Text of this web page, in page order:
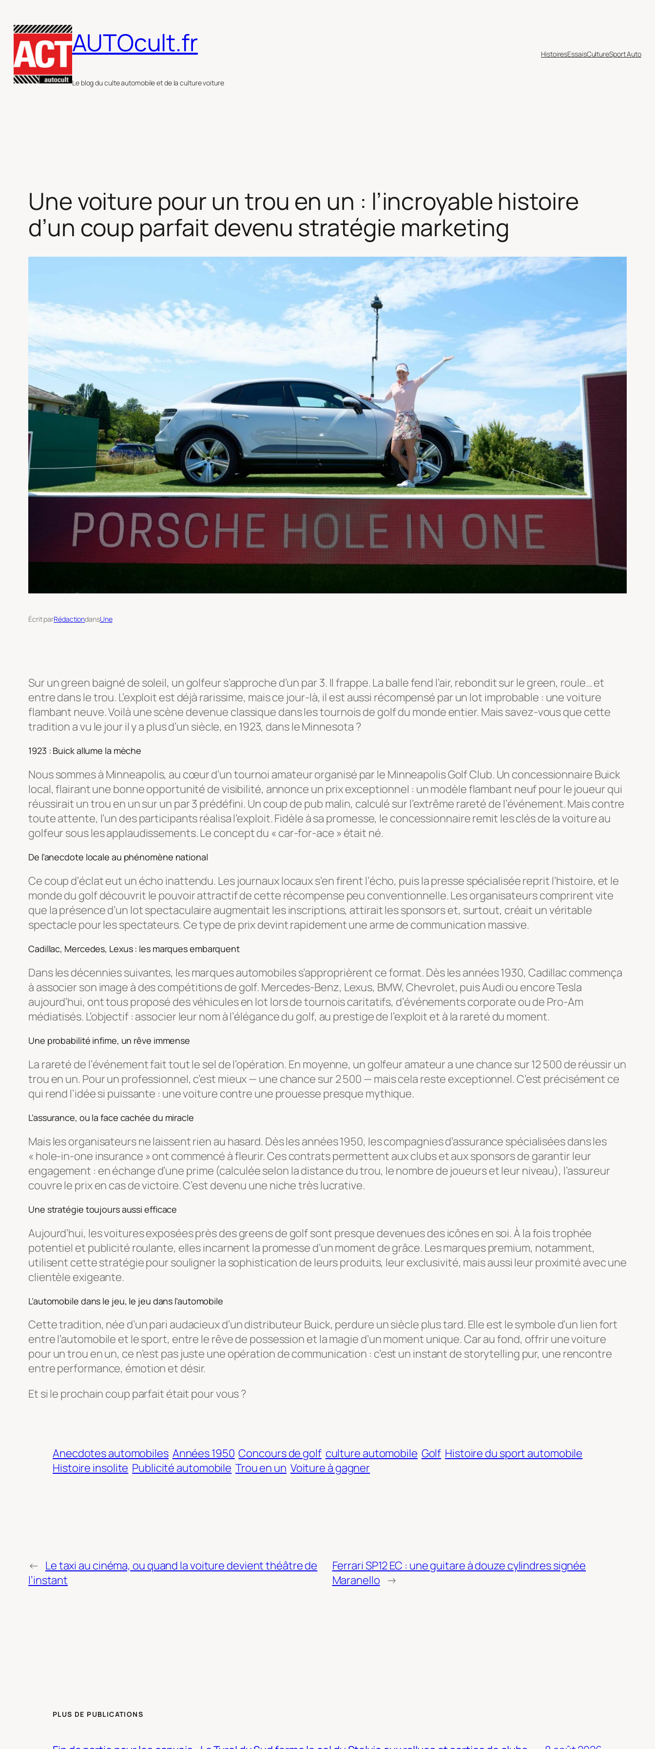
au
contenu
AUTOcult.fr
Le blog du culte automobile et de la culture voiture
HistoiresEssaisCultureSport Auto
Une voiture pour un trou en un : l’incroyable histoire
d’un coup parfait devenu stratégie marketing
Écrit parRédactiondansUne
Sur un green baigné de soleil, un golfeur s’approche d’un par 3. Il frappe. La balle fend l’air, rebondit sur le green, roule… et
entre dans le trou. L’exploit est déjà rarissime, mais ce jour-là, il est aussi récompensé par un lot improbable : une voiture
flambant neuve. Voilà une scène devenue classique dans les tournois de golf du monde entier. Mais savez-vous que cette
tradition a vu le jour il y a plus d’un siècle, en 1923, dans le Minnesota ?
1923 : Buick allume la mèche
Nous sommes à Minneapolis, au cœur d’un tournoi amateur organisé par le Minneapolis Golf Club. Un concessionnaire Buick
local, flairant une bonne opportunité de visibilité, annonce un prix exceptionnel : un modèle flambant neuf pour le joueur qui
réussirait un trou en un sur un par 3 prédéfini. Un coup de pub malin, calculé sur l’extrême rareté de l’événement. Mais contre
toute attente, l’un des participants réalisa l’exploit. Fidèle à sa promesse, le concessionnaire remit les clés de la voiture au
golfeur sous les applaudissements. Le concept du « car-for-ace » était né.
De l’anecdote locale au phénomène national
Ce coup d’éclat eut un écho inattendu. Les journaux locaux s’en firent l’écho, puis la presse spécialisée reprit l’histoire, et le
monde du golf découvrit le pouvoir attractif de cette récompense peu conventionnelle. Les organisateurs comprirent vite
que la présence d’un lot spectaculaire augmentait les inscriptions, attirait les sponsors et, surtout, créait un véritable
spectacle pour les spectateurs. Ce type de prix devint rapidement une arme de communication massive.
Cadillac, Mercedes, Lexus : les marques embarquent
Dans les décennies suivantes, les marques automobiles s’approprièrent ce format. Dès les années 1930, Cadillac commença
à associer son image à des compétitions de golf. Mercedes-Benz, Lexus, BMW, Chevrolet, puis Audi ou encore Tesla
aujourd’hui, ont tous proposé des véhicules en lot lors de tournois caritatifs, d’événements corporate ou de Pro-Am
médiatisés. L’objectif : associer leur nom à l’élégance du golf, au prestige de l’exploit et à la rareté du moment.
Une probabilité infime, un rêve immense
La rareté de l’événement fait tout le sel de l’opération. En moyenne, un golfeur amateur a une chance sur 12 500 de réussir un
trou en un. Pour un professionnel, c’est mieux — une chance sur 2 500 — mais cela reste exceptionnel. C’est précisément ce
qui rend l’idée si puissante : une voiture contre une prouesse presque mythique.
L’assurance, ou la face cachée du miracle
Mais les organisateurs ne laissent rien au hasard. Dès les années 1950, les compagnies d’assurance spécialisées dans les
« hole-in-one insurance » ont commencé à fleurir. Ces contrats permettent aux clubs et aux sponsors de garantir leur
engagement : en échange d’une prime (calculée selon la distance du trou, le nombre de joueurs et leur niveau), l’assureur
couvre le prix en cas de victoire. C’est devenu une niche très lucrative.
Une stratégie toujours aussi efficace
Aujourd’hui, les voitures exposées près des greens de golf sont presque devenues des icônes en soi. À la fois trophée
potentiel et publicité roulante, elles incarnent la promesse d’un moment de grâce. Les marques premium, notamment,
utilisent cette stratégie pour souligner la sophistication de leurs produits, leur exclusivité, mais aussi leur proximité avec une
clientèle exigeante.
L’automobile dans le jeu, le jeu dans l’automobile
Cette tradition, née d’un pari audacieux d’un distributeur Buick, perdure un siècle plus tard. Elle est le symbole d’un lien fort
entre l’automobile et le sport, entre le rêve de possession et la magie d’un moment unique. Car au fond, offrir une voiture
pour un trou en un, ce n’est pas juste une opération de communication : c’est un instant de storytelling pur, une rencontre
entre performance, émotion et désir.
Et si le prochain coup parfait était pour vous ?
Anecdotes automobiles Années 1950 Concours de golf culture automobile Golf Histoire du sport automobile
Histoire insolite Publicité automobile Trou en un Voiture à gagner
← Le taxi au cinéma, ou quand la voiture devient théâtre de
l’instant
Ferrari SP12 EC : une guitare à douze cylindres signée
Maranello →
PLUS DE PUBLICATIONS